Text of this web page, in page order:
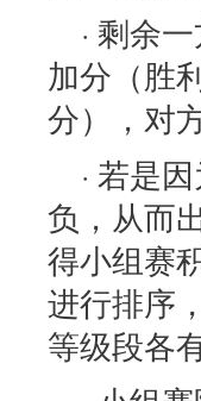
· 剩余
加分（胜
分），对
· 若是
负，从而
得小组赛
进行排序
等级段各